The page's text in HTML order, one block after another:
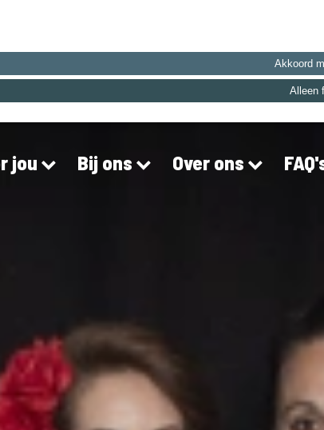
Akkoord
Alleen
jou Bij ons Over ons